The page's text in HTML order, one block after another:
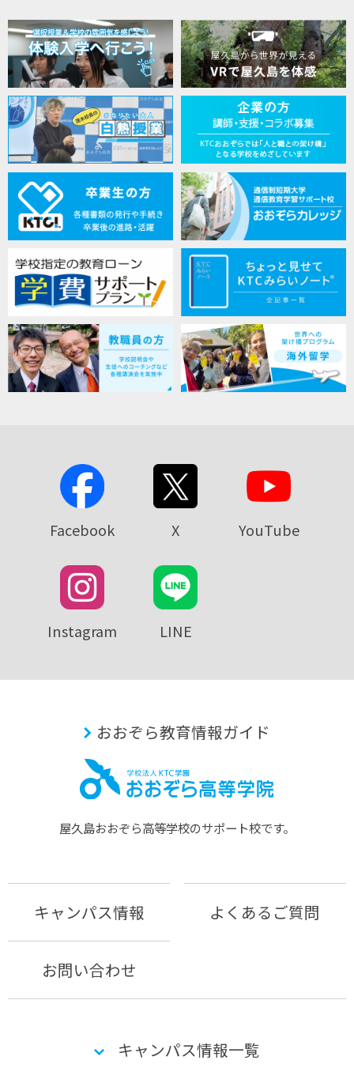
Facebook X YouTube
Instagram LINE
おおぞら教育情報ガイド
屋久島おおぞら⾼等学校のサポート校です。
キャンパス情報 よくあるご質問
お問い合わせ
キャンパス情報一覧